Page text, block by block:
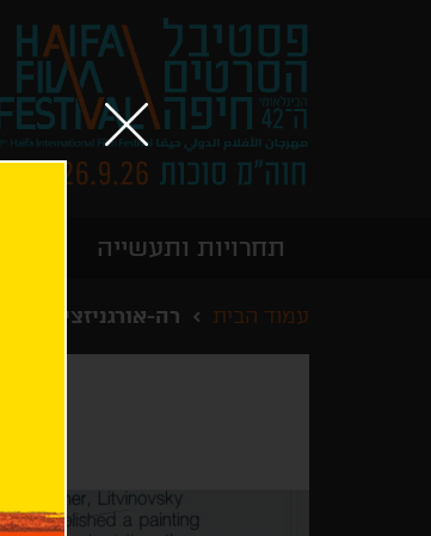
תחרויות ותעשייה
עמוד הבית רה-אורגניזציה